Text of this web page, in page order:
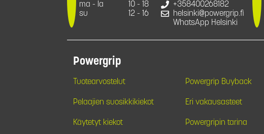
ma - la
10 - 18
su
12 - 16
+358400268182
helsinki@powergrip.fi
WhatsApp Helsinki
Powergrip
Tuotearvostelut Powergrip Buyback
Pelaajien suosikkikiekot Eri vakausasteet
Käytetyt kiekot Powergripin tarina